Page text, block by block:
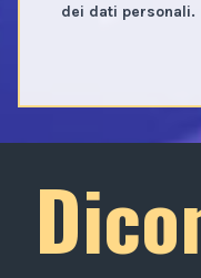
dei dati personali.